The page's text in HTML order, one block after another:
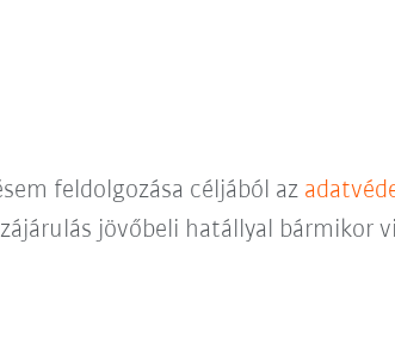
feldolgozása céljából az
jövőbeli hatállyal bármikor